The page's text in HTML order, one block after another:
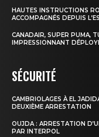
HAUTES INSTRUCTIONS
ACCOMPAGNÉS DEPUIS
CANADAIR, SUPER PUMA,
IMPRESSIONNANT
SÉCURITÉ
CAMBRIOLAGES À EL
DEUXIÈME ARRESTATION
OUJDA : ARRESTATION
PAR INTERPOL